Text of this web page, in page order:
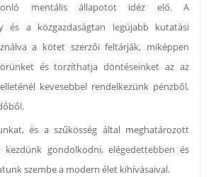
mentális állapotot idéz elő. A
és a közgazdaságtan legújabb kutatási
a kötet szerzői feltárják, miképpen
és torzíthatja döntéseinket az az
kevesebbel rendelkezünk pénzből,
és a szűkösség által meghatározott
kezdünk gondolkodni, elégedettebben és
szembe a modern élet kihívásaival.